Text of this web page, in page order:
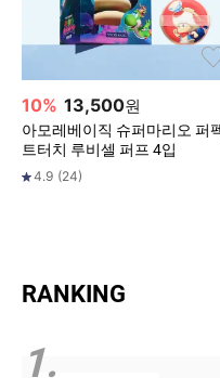
10% 13,500원
아모레베이직 슈퍼마리오 퍼
트터치 루비셀 퍼프 4입
4.9 (24)
RANKING
1.